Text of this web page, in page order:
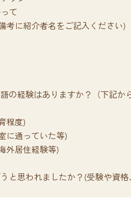
て
考に紹介者名をご記入ください)
の経験はありますか？（下記か
程度)
に通っていた等)
外居住経験等)
と思われましたか？(受験や資